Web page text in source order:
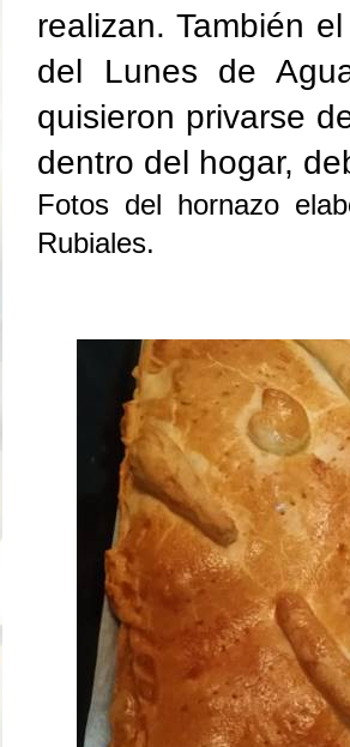
realizan. También
del Lunes de
quisieron privarse
dentro del hogar,
Fotos del hornazo
Rubiales.